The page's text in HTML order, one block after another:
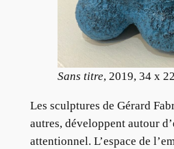
Sans titre, 2019, 34 x
Les sculptures de Gérard
autres, développent autour
attentionnel. L’espace de